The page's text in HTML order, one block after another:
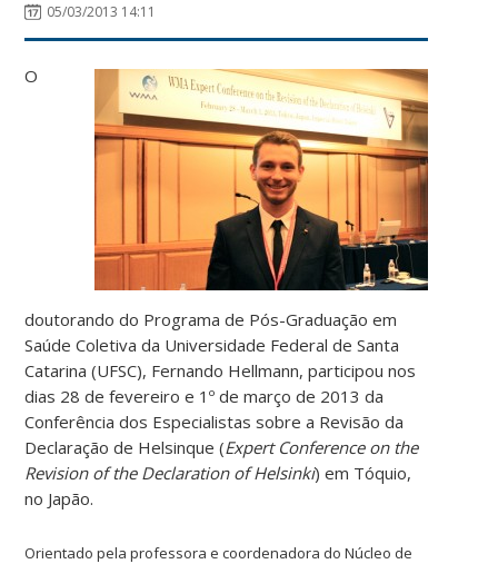
05/03/2013 14:11
O
doutorando do Programa de Pós-Graduação em
Saúde Coletiva da Universidade Federal de Santa
Catarina (UFSC), Fernando Hellmann, participou nos
dias 28 de fevereiro e 1º de março de 2013 da
Conferência dos Especialistas sobre a Revisão da
Declaração de Helsinque (Expert Conference on the
Revision of the Declaration of Helsinki) em Tóquio,
no Japão.
Orientado pela professora e coordenadora do Núcleo de